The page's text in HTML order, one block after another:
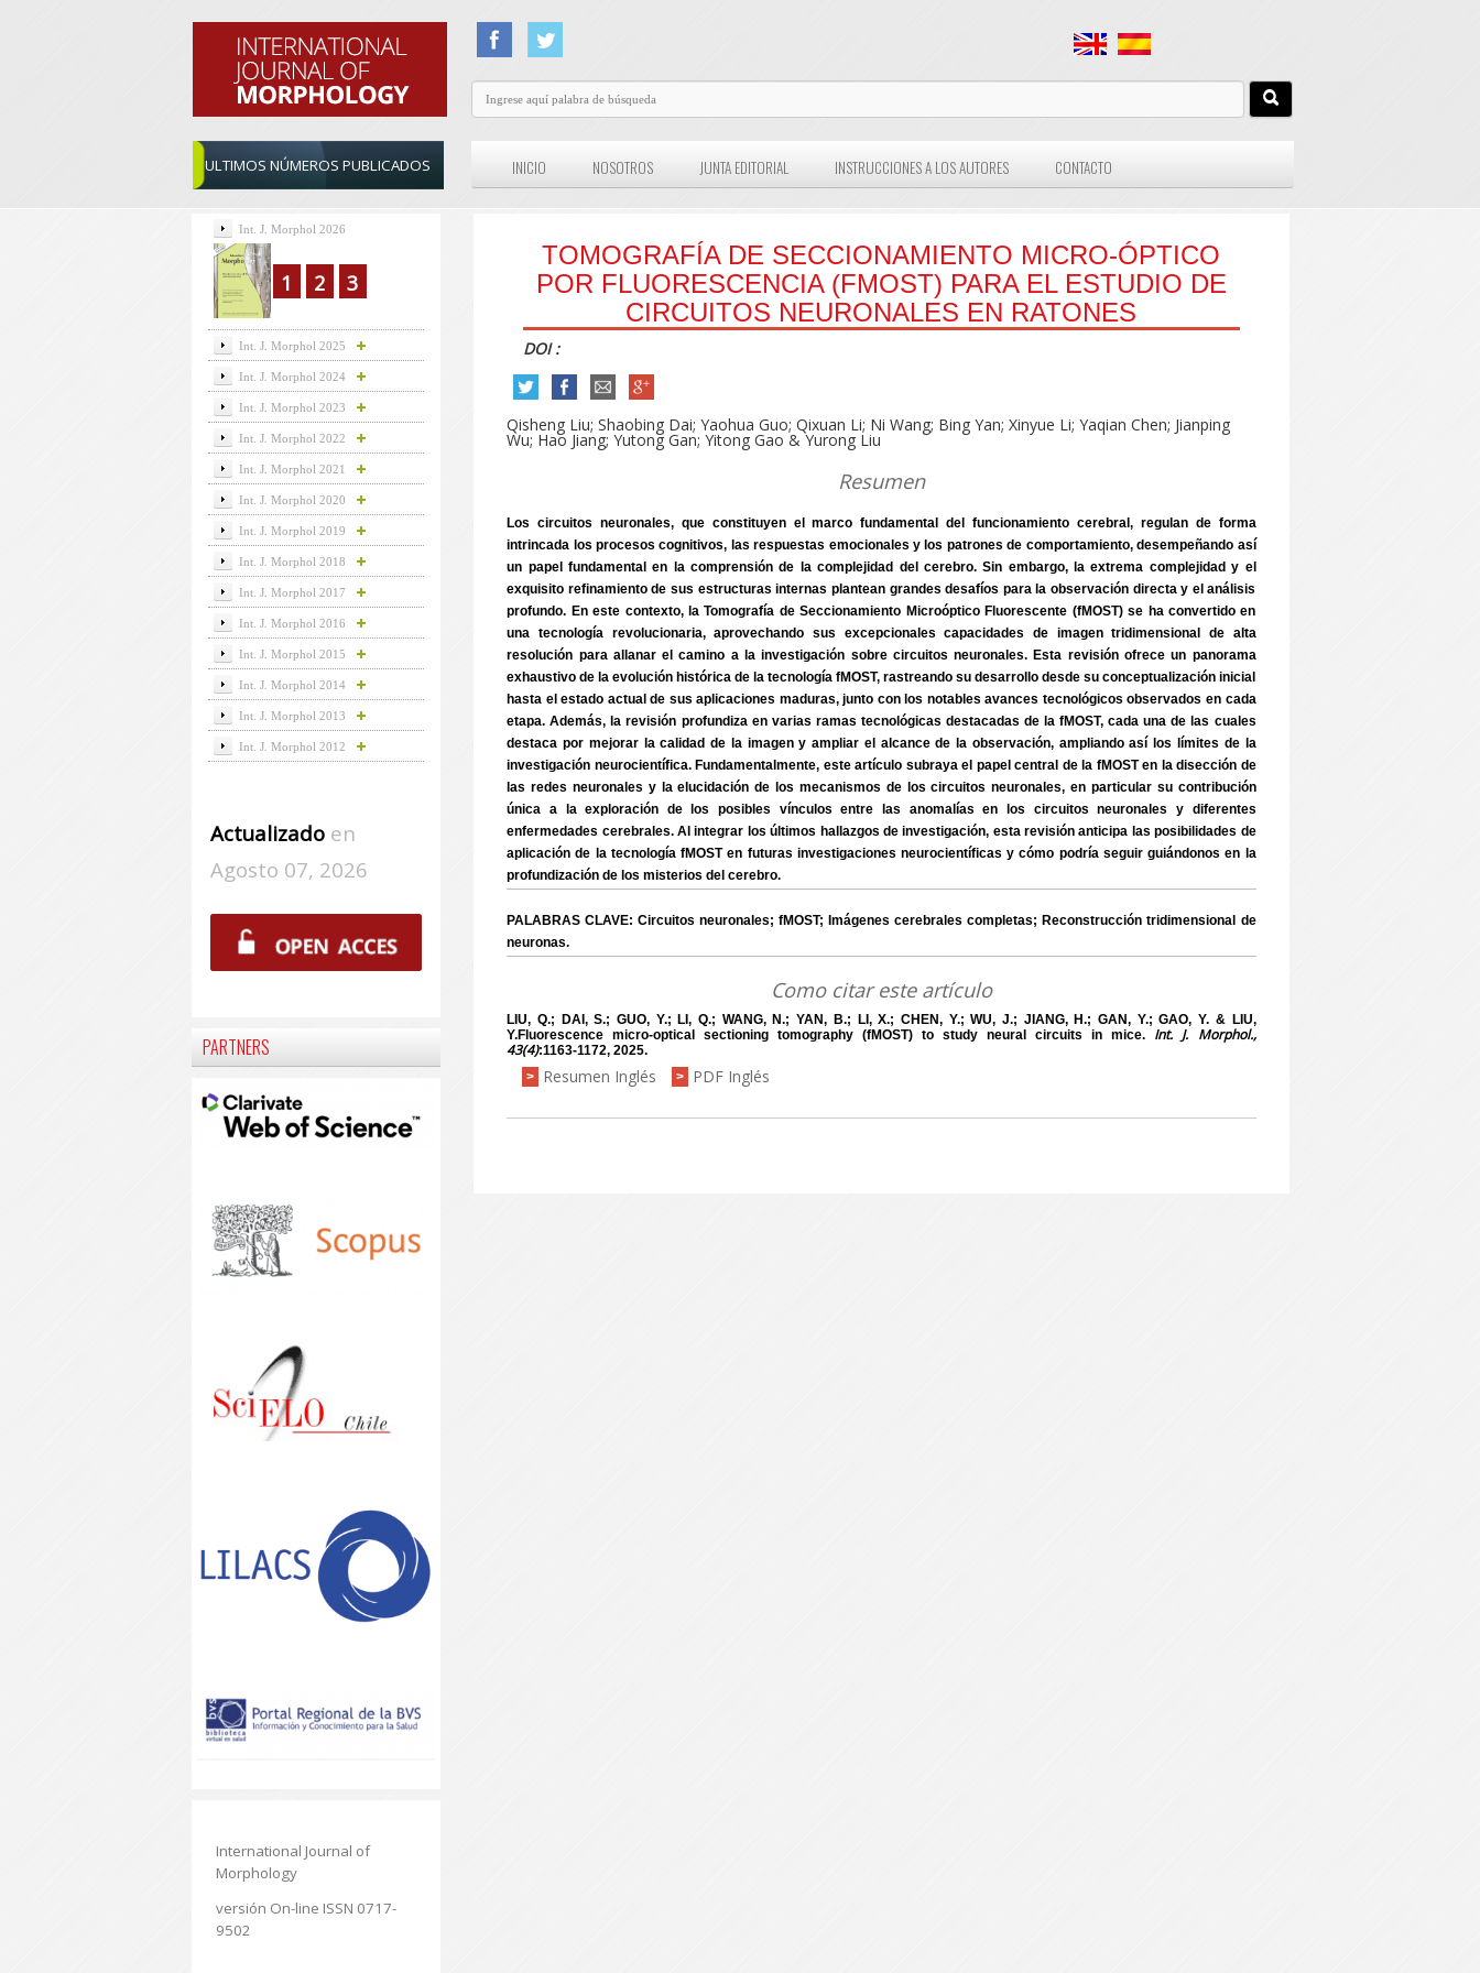
ULTIMOS NÚMEROS PUBLICADOS INICIO NOSOTROS JUNTA EDITORIAL INSTRUCCIONES A LOS AUTORES CONTACTO
TOMOGRAFÍA DE SECCIONAMIENTO MICRO-ÓPTICO
POR FLUORESCENCIA (FMOST) PARA EL ESTUDIO DE
CIRCUITOS NEURONALES EN RATONES
DOI :
Qisheng Liu; Shaobing Dai; Yaohua Guo; Qixuan Li; Ni Wang; Bing Yan; Xinyue Li; Yaqian Chen; Jianping
Wu; Hao Jiang; Yutong Gan; Yitong Gao & Yurong Liu
Resumen
Los circuitos neuronales, que constituyen el marco fundamental del funcionamiento cerebral, regulan de forma
intrincada los procesos cognitivos, las respuestas emocionales y los patrones de comportamiento, desempeñando así
un papel fundamental en la comprensión de la complejidad del cerebro. Sin embargo, la extrema complejidad y el
exquisito refinamiento de sus estructuras internas plantean grandes desafíos para la observación directa y el análisis
profundo. En este contexto, la Tomografía de Seccionamiento Microóptico Fluorescente (fMOST) se ha convertido en
una tecnología revolucionaria, aprovechando sus excepcionales capacidades de imagen tridimensional de alta
resolución para allanar el camino a la investigación sobre circuitos neuronales. Esta revisión ofrece un panorama
exhaustivo de la evolución histórica de la tecnología fMOST, rastreando su desarrollo desde su conceptualización inicial
hasta el estado actual de sus aplicaciones maduras, junto con los notables avances tecnológicos observados en cada
etapa. Además, la revisión profundiza en varias ramas tecnológicas destacadas de la fMOST, cada una de las cuales
destaca por mejorar la calidad de la imagen y ampliar el alcance de la observación, ampliando así los límites de la
investigación neurocientífica. Fundamentalmente, este artículo subraya el papel central de la fMOST en la disección de
las redes neuronales y la elucidación de los mecanismos de los circuitos neuronales, en particular su contribución
única a la exploración de los posibles vínculos entre las anomalías en los circuitos neuronales y diferentes
enfermedades cerebrales. Al integrar los últimos hallazgos de investigación, esta revisión anticipa las posibilidades de
aplicación de la tecnología fMOST en futuras investigaciones neurocientíficas y cómo podría seguir guiándonos en la
profundización de los misterios del cerebro.
PALABRAS CLAVE: Circuitos neuronales; fMOST; Imágenes cerebrales completas; Reconstrucción tridimensional de
neuronas.
Como citar este artículo
LIU, Q.; DAI, S.; GUO, Y.; LI, Q.; WANG, N.; YAN, B.; LI, X.; CHEN, Y.; WU, J.; JIANG, H.; GAN, Y.; GAO, Y. & LIU,
Y.Fluorescence micro-optical sectioning tomography (fMOST) to study neural circuits in mice. Int. J. Morphol.,
43(4):1163-1172, 2025.
>
Resumen Inglés > PDF Inglés
Int. J. Morphol 2026
1 2 3
Int. J. Morphol 2025
Int. J. Morphol 2024
Int. J. Morphol 2023
Int. J. Morphol 2022
Int. J. Morphol 2021
Int. J. Morphol 2020
Int. J. Morphol 2019
Int. J. Morphol 2018
Int. J. Morphol 2017
Int. J. Morphol 2016
Int. J. Morphol 2015
Int. J. Morphol 2014
Int. J. Morphol 2013
Int. J. Morphol 2012
Actualizadoen
Agosto 07, 2026
PARTNERS
International Journal of
Morphology
versión On-line ISSN 0717-
9502